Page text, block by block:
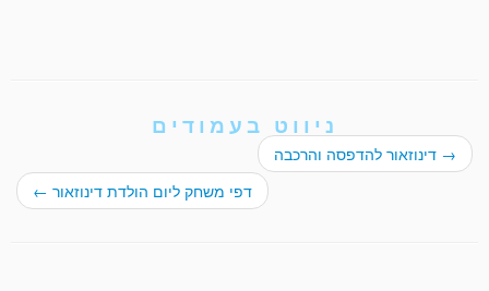
ניווט בעמודים
→ דינוזאור להדפסה והרכבה
דפי משחק ליום הולדת דינוזאור ←